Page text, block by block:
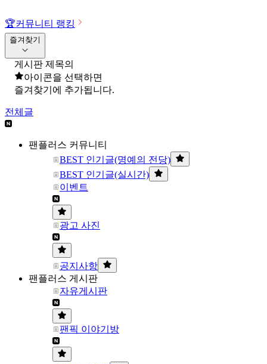
🏆커뮤니티 랭킹
즐겨찾기
게시판 제목의
아이콘을 선택하면
즐겨찾기에 추가됩니다.
전체글
팬플러스 커뮤니티
BEST 인기글(명예의 전당)
BEST 인기글(실시간)
이벤트
광고 사진
공지사항
팬플러스 게시판
자유게시판
팬픽 이야기방